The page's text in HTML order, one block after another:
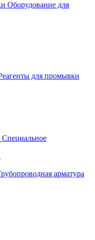
Оборудование для
Специальное
арматура